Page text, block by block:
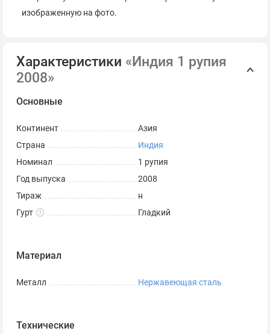
изображенную на фото.
Характеристики «Индия 1 рупия
2008»
Основные
Континент
Азия
Страна
Индия
Номинал
1 рупия
Год выпуска
2008
Тираж
н
Гурт
Гладкий
Материал
Металл Нержавеющая сталь
Технические